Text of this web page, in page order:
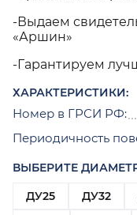
-Выдаем
«Аршин»
-Гарантируем
ХАРАКТЕРИСТИКИ:
Номер в ГРСИ РФ:
Периодичность
ВЫБЕРИТЕ
ДУ25
ДУ32